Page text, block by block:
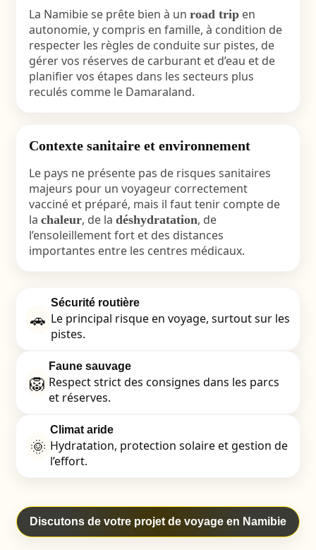
La Namibie se prête bien à un road tripen
autonomie, y compris en famille, à condition de
respecter les règles de conduite sur pistes, de
gérer vos réserves de carburant et d’eau et de
planifier vos étapes dans les secteurs plus
reculés comme le Damaraland.
Contexte sanitaire et environnement
Le pays ne présente pas de risques sanitaires
majeurs pour un voyageur correctement
vacciné et préparé, mais il faut tenir compte de
la chaleur, de la déshydratation, de
l’ensoleillement fort et des distances
importantes entre les centres médicaux.
🚗
Sécurité routière
Le principal risque en voyage, surtout sur les
pistes.
🦁
Faune sauvage
Respect strict des consignes dans les parcs
et réserves.
🌞
Climat aride
Hydratation, protection solaire et gestion de
l’effort.
Discutons de votre projet de voyage en Namibie